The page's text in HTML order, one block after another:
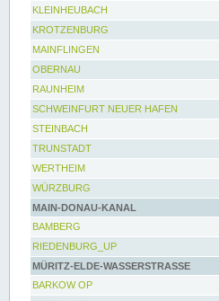
KLEINHEUBACH
KROTZENBURG
MAINFLINGEN
OBERNAU
RAUNHEIM
SCHWEINFURT NEUER HAFEN
STEINBACH
TRUNSTADT
WERTHEIM
WÜRZBURG
MAIN-DONAU-KANAL
BAMBERG
RIEDENBURG_UP
MÜRITZ-ELDE-WASSERSTRASSE
BARKOW OP